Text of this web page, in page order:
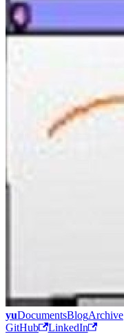
yuDocumentsBlogArchive
GitHub
LinkedIn